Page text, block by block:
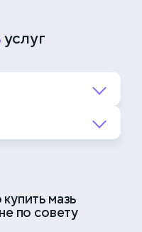
услуг
4 000 ₽
тест)
мазь
по совету